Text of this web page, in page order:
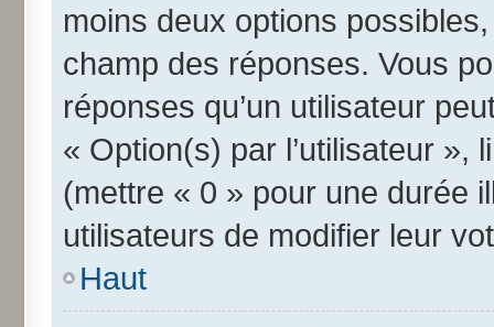
moins deux options
champ des réponses. Vous
réponses qu’un utilisateur
« Option(s) par l’utilisateur »,
(mettre « 0 » pour une durée
utilisateurs de modifier leur
Haut